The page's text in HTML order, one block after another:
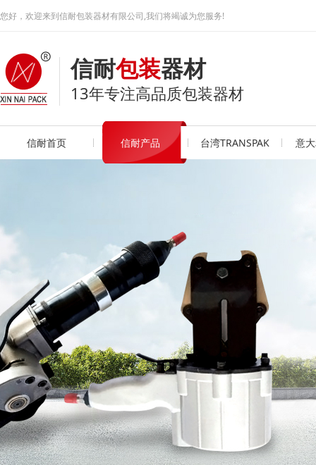
您好，欢迎来到信耐包装器材有限公司,我们将竭诚为您服务!
信耐包装器材
13年专注高品质包装器材
信耐首页 信耐产品 台湾TRANSPAK 意